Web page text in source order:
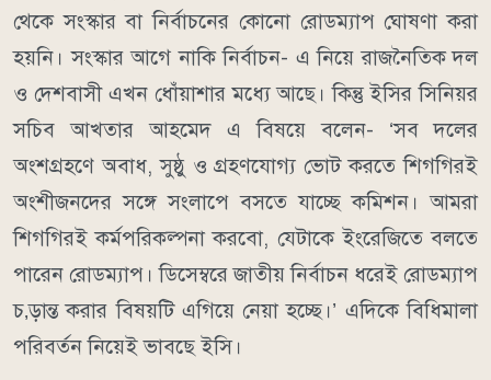
থেকে সংস্কার বা নির্বাচনের কোনো রোডম্যাপ ঘোষণা করা
হয়নি। সংস্কার আগে নাকি নির্বাচন- এ নিয়ে রাজনৈতিক দল
ও দেশবাসী এখন ধোঁয়াশার মধ্যে আছে। কিন্তু ইসির সিনিয়র
সচিব আখতার আহমেদ এ বিষয়ে বলেন- ‘সব দলের
অংশগ্রহণে অবাধ, সুষ্ঠু ও গ্রহণযোগ্য ভোট করতে শিগগিরই
অংশীজনদের সঙ্গে সংলাপে বসতে যাচ্ছে কমিশন। আমরা
শিগগিরই কর্মপরিকল্পনা করবো, যেটাকে ইংরেজিতে বলতে
পারেন রোডম্যাপ। ডিসেম্বরে জাতীয় নির্বাচন ধরেই রোডম্যাপ
চ‚ড়ান্ত করার বিষয়টি এগিয়ে নেয়া হচ্ছে।’ এদিকে বিধিমালা
পরিবর্তন নিয়েই ভাবছে ইসি।